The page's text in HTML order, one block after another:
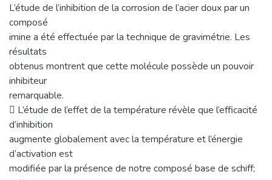
L’étude de l’inhibition de la corrosion de l’acier doux par un
composé
imine a été effectuée par la technique de gravimétrie. Les
résultats
obtenus montrent que cette molécule possède un pouvoir
inhibiteur
remarquable.
 L’étude de l’effet de la température révèle que l’efficacité
d’inhibition
augmente globalement avec la température et l’énergie
d’activation est
modifiée par la présence de notre composé base de schiff;